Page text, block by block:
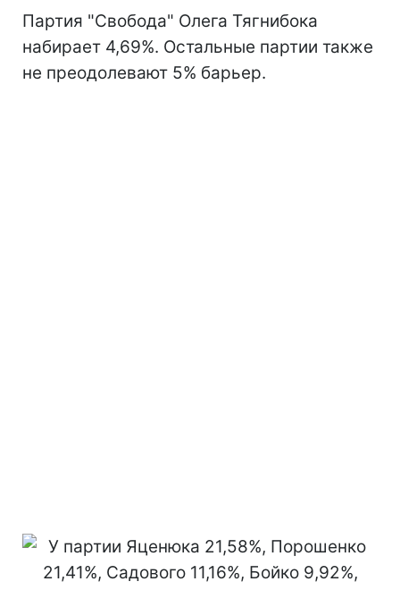
Партия "Свобода" Олега Тягнибока
набирает 4,69%. Остальные партии также
не преодолевают 5% барьер.